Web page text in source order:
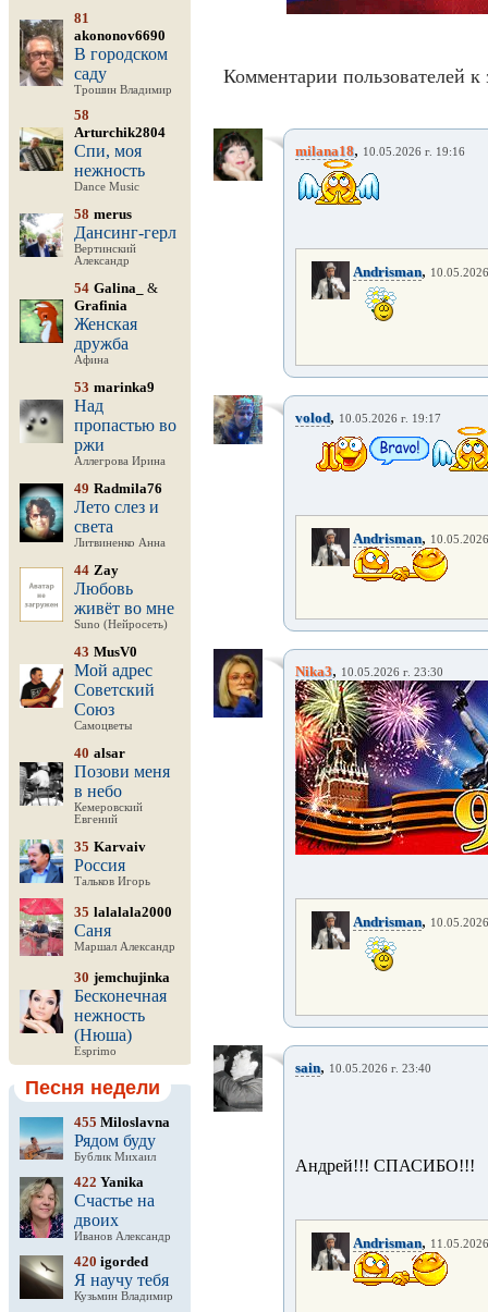
81
akononov6690
В городском
саду
Трошин Владимир
58
Arturchik2804
Спи, моя
нежность
Dance Music
58 merus
Дансинг-герл
Вертинский
Александр
54 Galina_
&
Grafinia
Женская
дружба
Афина
53 marinka9
Над
пропастью во
ржи
Аллегрова Ирина
49 Radmila76
Лето слез и
света
Литвиненко Анна
44 Zay
Любовь
живёт во мне
Suno (Нейросеть)
43 MusV0
Мой адрес
Советский
Союз
Самоцветы
40 alsar
Позови меня
в небо
Кемеровский
Евгений
35 Karvaiv
Россия
Тальков Игорь
35 lalalala2000
Саня
Маршал Александр
30 jemchujinka
Бесконечная
нежность
(Нюша)
Esprimo
Песня недели
455 Miloslavna
Рядом буду
Бублик Михаил
422 Yanika
Счастье на
двоих
Иванов Александр
420 igorded
Я научу тебя
Кузьмин Владимир
Комментарии пользователей к
milana18, 10.05.2026 г. 19:16
Andrisman,
volod, 10.05.2026 г. 19:17
Andrisman,
Nika3, 10.05.2026 г. 23:30
Andrisman,
sain, 10.05.2026 г. 23:40
Андрей!!! СПАСИБО!!!
Andrisman,